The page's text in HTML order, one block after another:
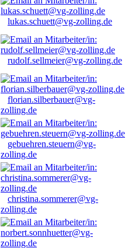
lukas.schuett@vg-zolling.de
rudolf.sellmeier@vg-zolling.de
florian.silberbauer@vg-
zolling.de
gebuehren.steuern@vg-
zolling.de
christina.sommerer@vg-
zolling.de